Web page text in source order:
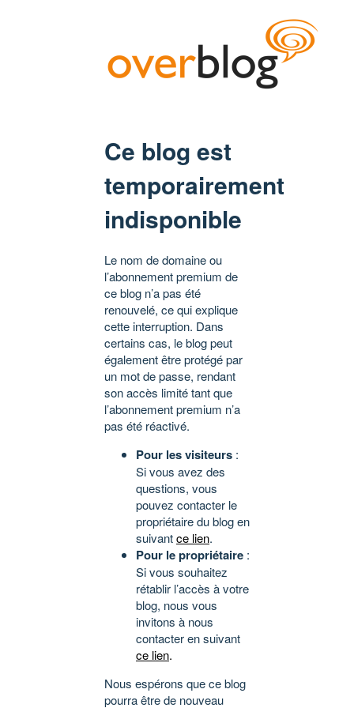
Ce blog est
temporairement
indisponible
Le nom de domaine ou
l’abonnement premium de
ce blog n’a pas été
renouvelé, ce qui explique
cette interruption. Dans
certains cas, le blog peut
également être protégé par
un mot de passe, rendant
son accès limité tant que
l’abonnement premium n’a
pas été réactivé.
Pour les visiteurs :
Si vous avez des
questions, vous
pouvez contacter le
propriétaire du blog en
suivantce lien.
Pour le propriétaire :
Si vous souhaitez
rétablir l’accès à votre
blog, nous vous
invitons à nous
contacter en suivant
ce lien.
Nous espérons que ce blog
pourra être de nouveau